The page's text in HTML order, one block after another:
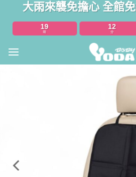
大雨來襲免擔心 全館
19
時
12
分